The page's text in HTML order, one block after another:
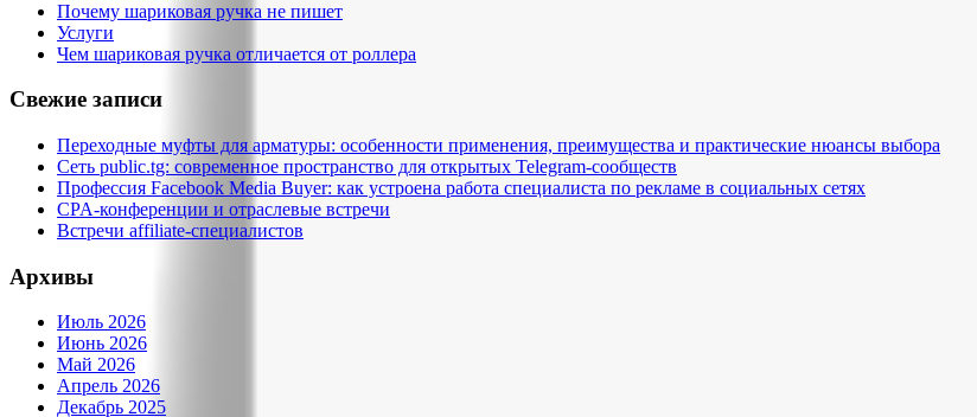
Почему шариковая ручка не пишет
Услуги
Чем шариковая ручка отличается от роллера
Свежие записи
Переходные муфты для арматуры: особенности применения, преимущества и практические нюансы выбора
Сеть public.tg: современное пространство для открытых Telegram-сообществ
Профессия Facebook Media Buyer: как устроена работа специалиста по рекламе в социальных сетях
CPA-конференции и отраслевые встречи
Встречи affiliate-специалистов
Архивы
Июль 2026
Июнь 2026
Май 2026
Апрель 2026
Декабрь 2025